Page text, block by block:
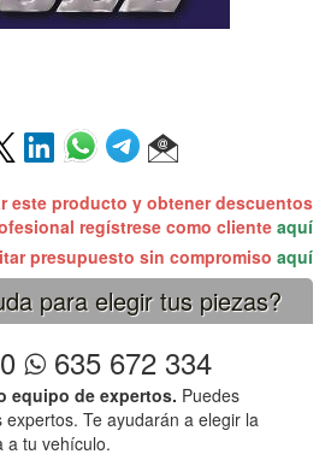
este producto y obtener descuentos
regístrese como cliente aquí
presupuesto sin compromiso aquí
para elegir tus piezas?
635 672 334
equipo de expertos. Puedes
Te ayudarán a elegir la
a tu vehículo.